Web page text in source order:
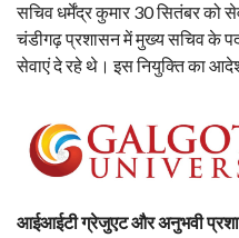
सचिव धर्मेंद्र कुमार 30 सितंबर को
चंडीगढ़ प्रशासन में मुख्य सचिव के
सेवाएं दे रहे थे। इस नियुक्ति का
आईआईटी ग्रेजुएट और अनुभवी